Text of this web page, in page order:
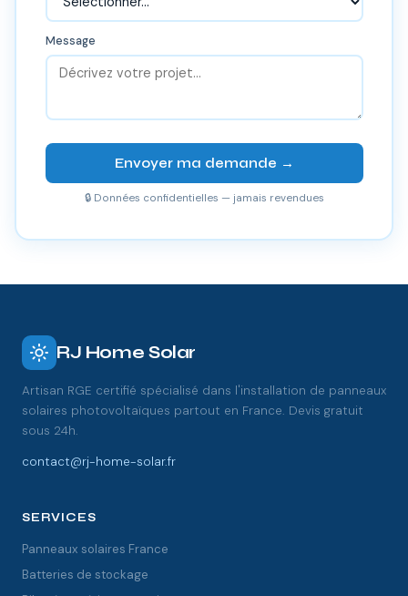
Message
Envoyer ma demande →
🔒 Données confidentielles — jamais revendues
RJ Home Solar
Artisan RGE certifié spécialisé dans l'installation de panneaux
solaires photovoltaïques partout en France. Devis gratuit
sous 24h.
contact@rj-home-solar.fr
SERVICES
Panneaux solaires France
Batteries de stockage